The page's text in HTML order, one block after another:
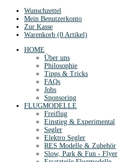
Wunschzettel
Mein Benutzerkonto
Zur Kasse
Warenkorb (0 Artikel)
HOME
Über uns
Philosophie
Tipps & Tricks
FAQs
Jobs
Sponsoring
FLUGMODELLE
Freiflug
Einstieg & Experimental
Segler
Elektro Segler
RES Modelle & Zubehör
Slow, Park & Fun - Flyer